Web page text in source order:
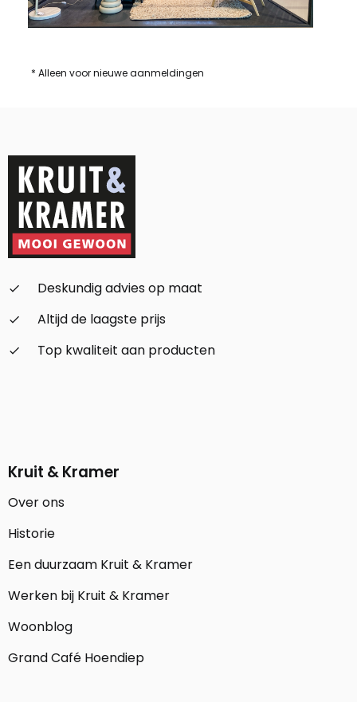
* Alleen voor nieuwe aanmeldingen
check_small
Deskundig advies op maat
check_small
Altijd de laagste prijs
check_small
Top kwaliteit aan producten
Kruit & Kramer
Over ons
Historie
Een duurzaam Kruit & Kramer
Werken bij Kruit & Kramer
Woonblog
Grand Café Hoendiep